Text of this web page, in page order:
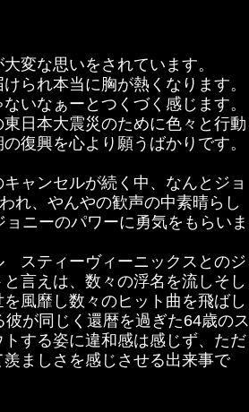
変な思いをされています。
られ本当に胸が熱くなります。
いなぁーとつくづく感じます。
日本大震災のために色々と行動
復興を心より願うばかりです。
ャンセルが続く中、なんとジョ
れ、やんやの歓声の中素晴らし
ニーのパワーに勇気をもらいま
スティーヴィーニックスとのジ
言えは、数々の浮名を流しそし
風靡し数々のヒット曲を飛ばし
が同じく還暦を過ぎた64歳のス
する姿に違和感は感じず、ただ
ましさを感じさせる出来事で